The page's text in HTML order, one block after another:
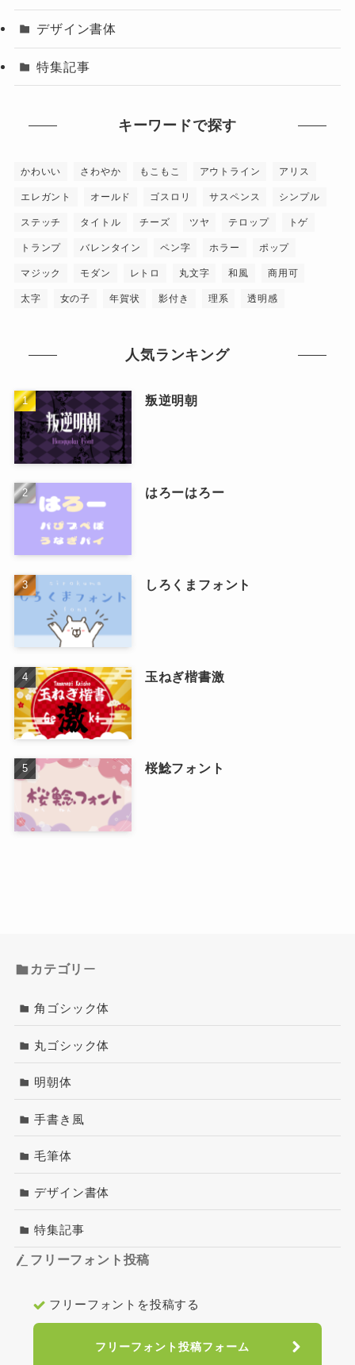
デザイン書体
特集記事
キーワードで探す
かわいい さわやか もこもこ アウトライン アリス
エレガント オールド ゴスロリ サスペンス シンプル
ステッチ タイトル チーズ ツヤ テロップ トゲ
トランプ バレンタイン ペン字 ホラー ポップ
マジック モダン レトロ 丸文字 和風 商用可
太字 女の子 年賀状 影付き 理系 透明感
人気ランキング
叛逆明朝
はろーはろー
しろくまフォント
玉ねぎ楷書激
桜鯰フォント
カテゴリ ー
角ゴシック体
丸ゴシック体
明朝体
手書き風
毛筆体
デザイン書体
特集記事
フリーフォント投稿
フリーフォントを投稿する
フリーフォント投稿フォーム